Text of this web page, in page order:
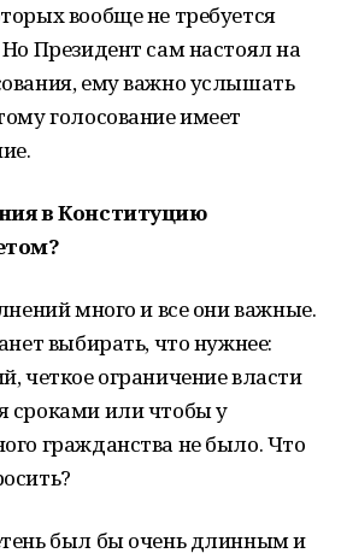
вообще не требуется
Президент сам настоял на
ему важно услышать
голосование имеет
в Конституцию
много и все они важные.
выбирать, что нужнее:
четкое ограничение власти
сроками или чтобы у
гражданства не было. Что
был бы очень длинным и